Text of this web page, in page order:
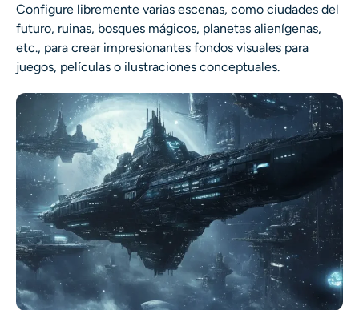
Configure libremente varias escenas, como ciudades del
futuro, ruinas, bosques mágicos, planetas alienígenas,
etc., para crear impresionantes fondos visuales para
juegos, películas o ilustraciones conceptuales.